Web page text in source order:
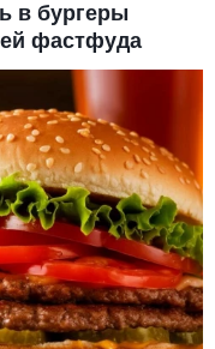
в бургеры
фастфуда